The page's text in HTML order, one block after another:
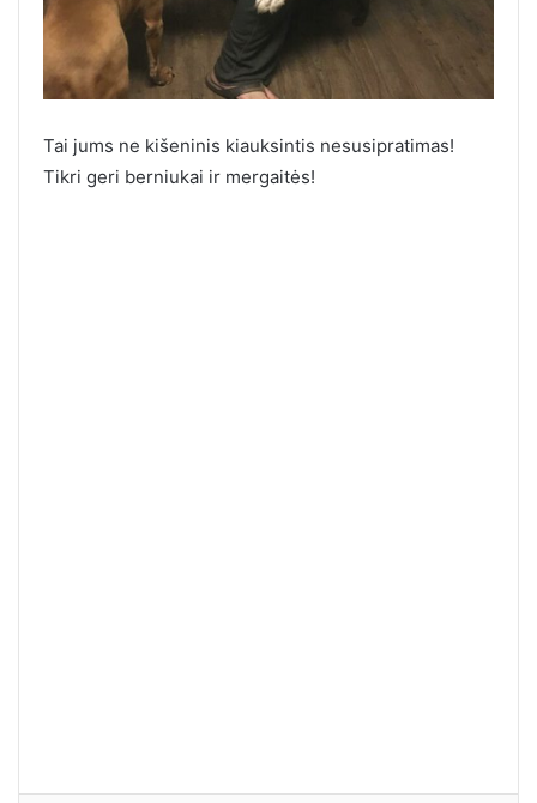
Tai jums ne kišeninis kiauksintis nesusipratimas!
Tikri geri berniukai ir mergaitės!